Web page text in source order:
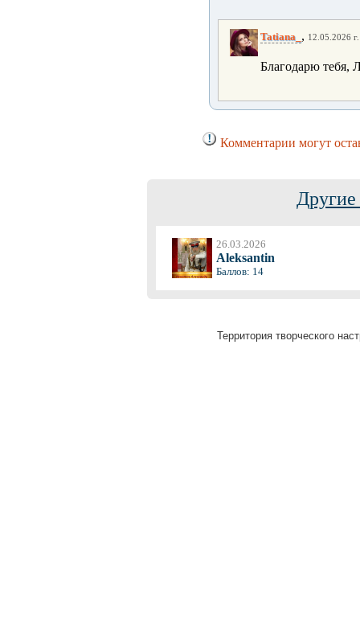
Tatiana_ , 12.05.2026
Благодарю тебя,
Комментарии могут
26.03.2026
Aleksantin
Баллов: 14
Территория творческого